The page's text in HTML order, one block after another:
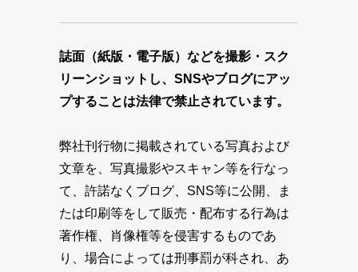
誌面（紙版・電子版）などを撮影・スク
リーンショットし、SNSやブログにアッ
プすることは法律で禁止されています。
弊社刊行物に掲載されている写真および
文章を、写真撮影やスキャン等を行なっ
て、許諾なくブログ、SNS等に公開、ま
たは印刷等をして販売・配布する行為は
著作権、肖像権等を侵害するものであ
り、場合によっては刑事罰が科され、あ